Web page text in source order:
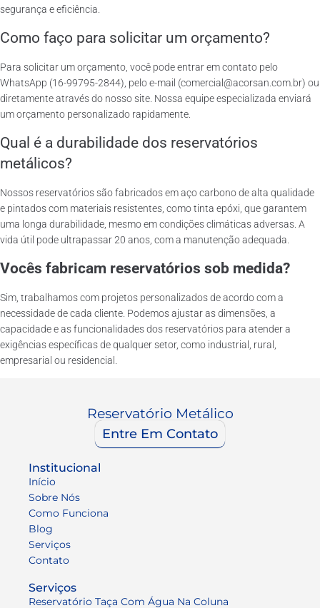
segurança e eficiência.
Como faço para solicitar um orçamento?
Para solicitar um orçamento, você pode entrar em contato pelo
WhatsApp (16-99795-2844), pelo e-mail (comercial@acorsan.com.br) ou
diretamente através do nosso site. Nossa equipe especializada enviará
um orçamento personalizado rapidamente.
Qual é a durabilidade dos reservatórios
metálicos?
Nossos reservatórios são fabricados em aço carbono de alta qualidade
e pintados com materiais resistentes, como tinta epóxi, que garantem
uma longa durabilidade, mesmo em condições climáticas adversas. A
vida útil pode ultrapassar 20 anos, com a manutenção adequada.
Vocês fabricam reservatórios sob medida?
Sim, trabalhamos com projetos personalizados de acordo com a
necessidade de cada cliente. Podemos ajustar as dimensões, a
capacidade e as funcionalidades dos reservatórios para atender a
exigências específicas de qualquer setor, como industrial, rural,
empresarial ou residencial.
Reservatório Metálico
Entre Em Contato
Institucional
Início
Sobre Nós
Como Funciona
Blog
Serviços
Contato
Serviços
Reservatório Taça Com Água Na Coluna